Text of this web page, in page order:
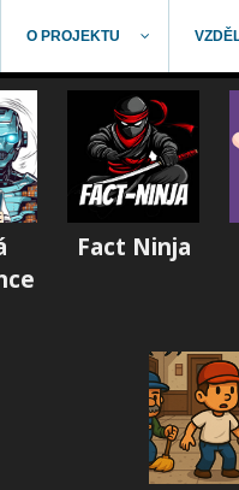
O PROJEKTU
Fact Ninja